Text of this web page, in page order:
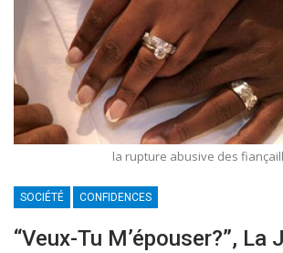
la rupture abusive des
SOCIÉTÉ CONFIDENCES
“Veux-Tu M’épouser?”, La